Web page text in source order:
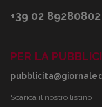
+39 02 89280802
PER LA
Scarica il nostro listino